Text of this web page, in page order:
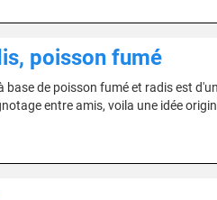
poisson fumé
de poisson fumé et radis est
entre amis, voila une idée